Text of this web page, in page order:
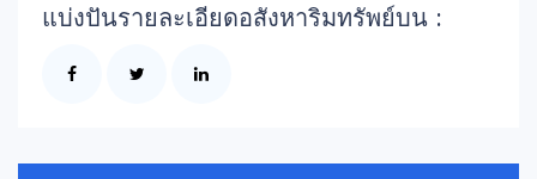
แบ่งปันรายละเอียดอสังหาริมทรัพย์บน :